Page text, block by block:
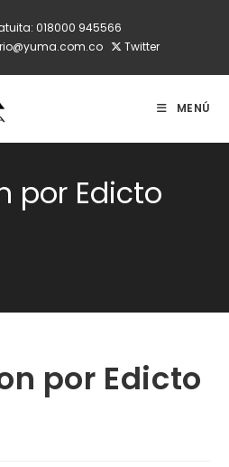
018000 945566
Twitter
MENÚ
por Edicto
por Edicto